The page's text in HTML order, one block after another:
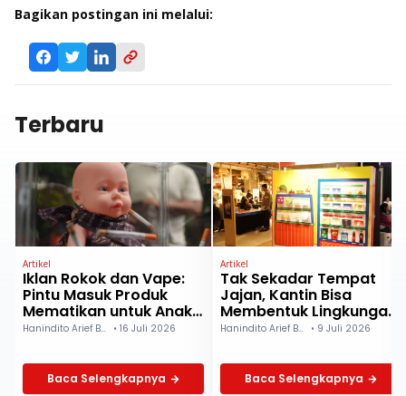
Bagikan postingan ini melalui:
Terbaru
Artikel
Iklan Rokok dan Vape:
Pintu Masuk Produk
Mematikan untuk Anak
dan Remaja
Hanindito Arief Buwono • 16 Juli 2026
Baca Selengkapnya
Artikel
Tak Sekadar Tempat
Jajan, Kantin Bisa
Membentuk Lingkungan
Pangan Sehat
Hanindito Arief Buwono • 9 Juli 2026
Baca Selengkapnya